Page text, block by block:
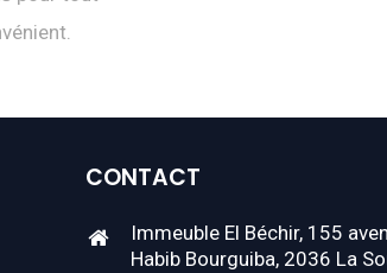
CONTACT
Immeuble El Béchir, 155
Habib Bourguiba, 2036 La